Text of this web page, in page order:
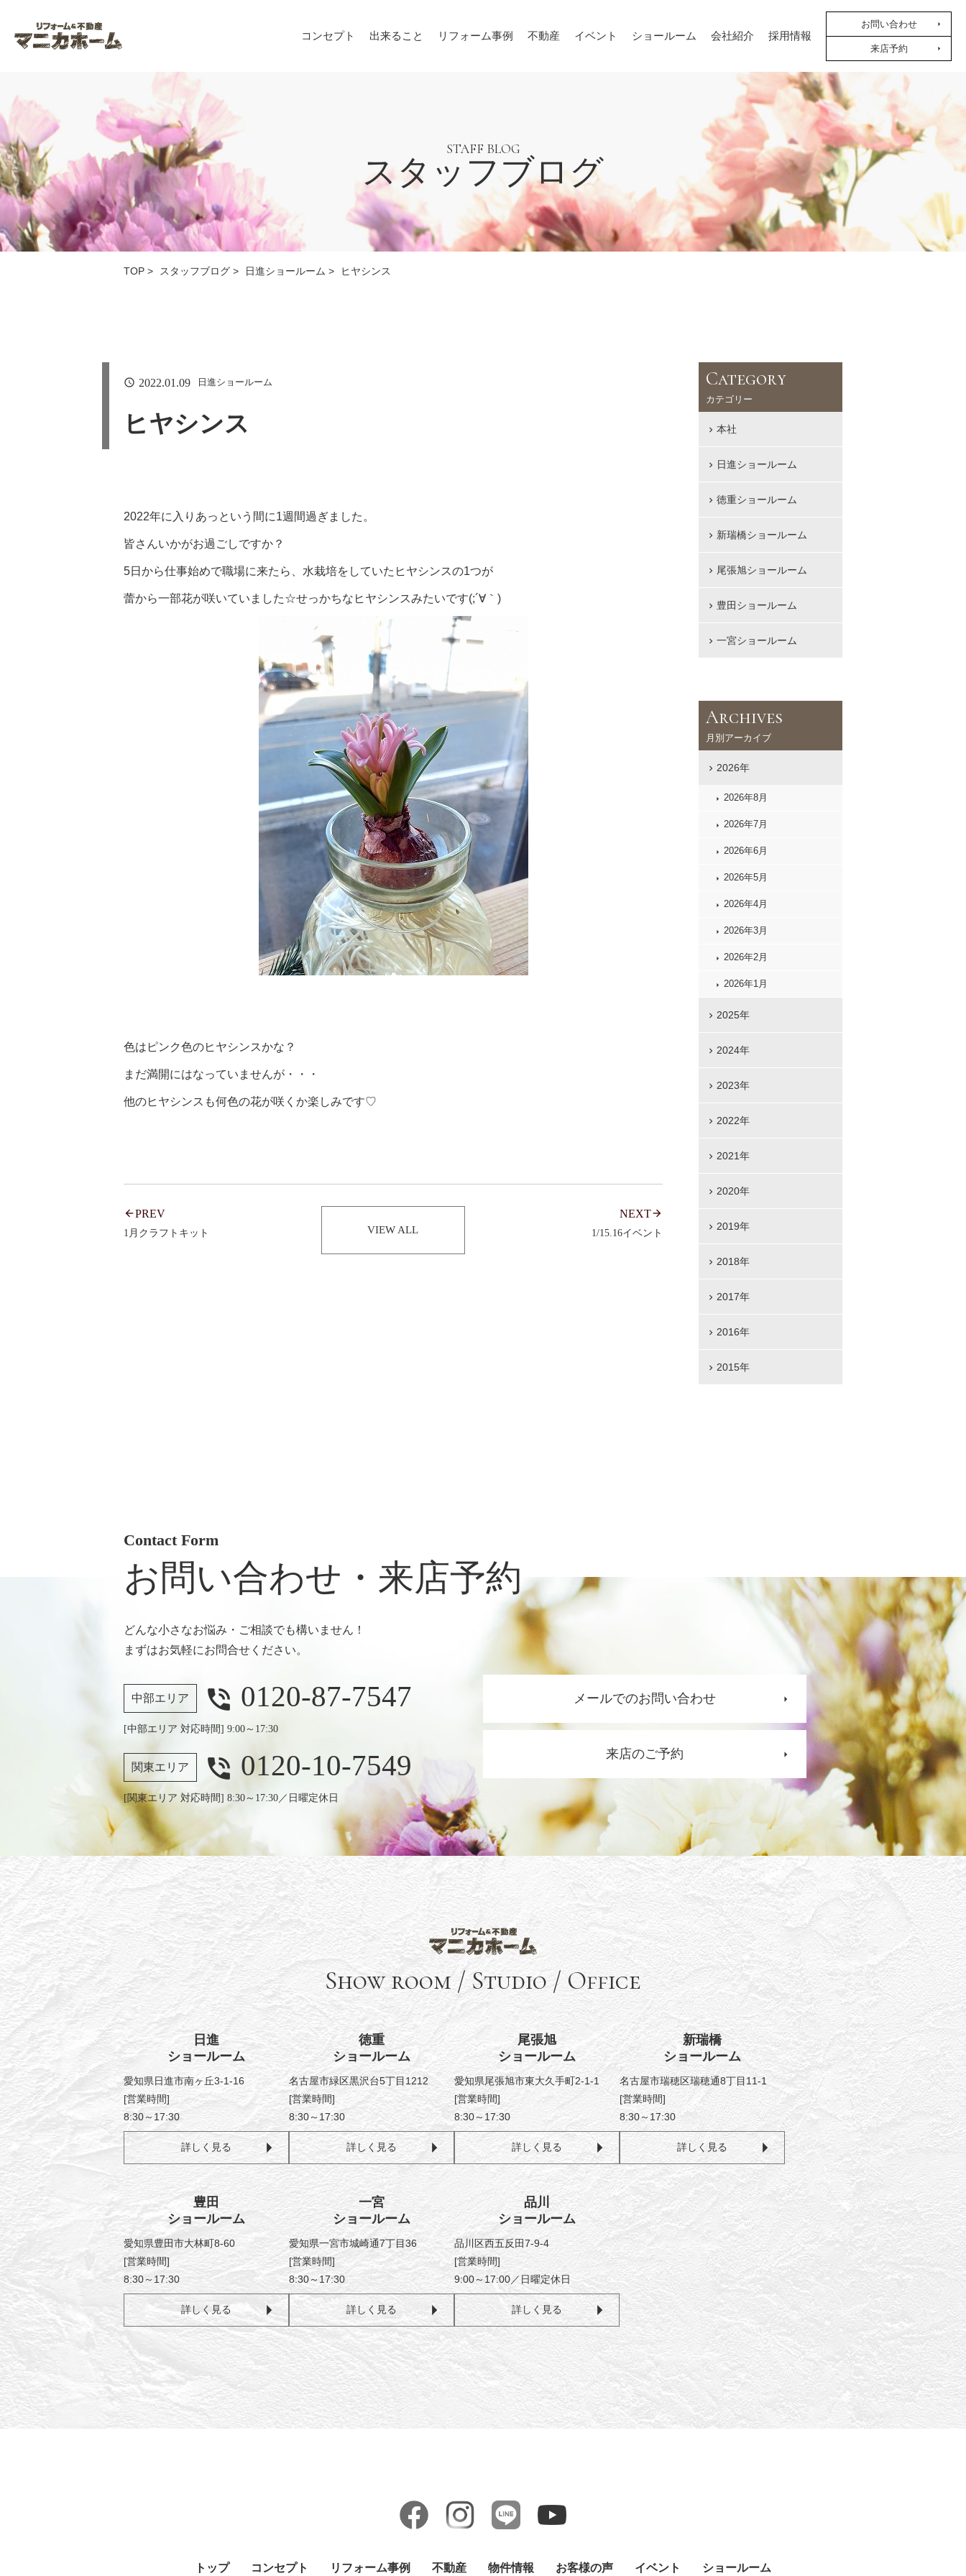
コンセプト 出来ること リフォーム事例 不動産 イベント ショールーム 会社紹介 採用情報
お問い合わせ
来店予約
STAFF BLOG
スタッフブログ
TOP > スタッフブログ > 日進ショールーム > ヒヤシンス
2022.01.09 日進ショールーム
ヒヤシンス
2022年に入りあっという間に1週間過ぎました。
皆さんいかがお過ごしですか？
5日から仕事始めで職場に来たら、水栽培をしていたヒヤシンスの1つが
蕾から一部花が咲いていました☆せっかちなヒヤシンスみたいです(;´∀｀)
色はピンク色のヒヤシンスかな？
まだ満開にはなっていませんが・・・
他のヒヤシンスも何色の花が咲くか楽しみです♡
PREV
1月クラフトキット VIEW ALL
NEXT
1/15.16イベント
Category
カテゴリー
本社
日進ショールーム
徳重ショールーム
新瑞橋ショールーム
尾張旭ショールーム
豊田ショールーム
一宮ショールーム
Archives
月別アーカイブ
2026年
2026年8月
2026年7月
2026年6月
2026年5月
2026年4月
2026年3月
2026年2月
2026年1月
2025年
2024年
2023年
2022年
2021年
2020年
2019年
2018年
2017年
2016年
2015年
Contact Form
お問い合わせ・来店予約
どんな小さなお悩み・ご相談でも構いません！
まずはお気軽にお問合せください。
中部エリア phone_in_talk 0120-87-7547
[中部エリア 対応時間] 9:00～17:30
関東エリア phone_in_talk 0120-10-7549
[関東エリア 対応時間] 8:30～17:30／日曜定休日
メールでのお問い合わせ
来店のご予約
Show room / Studio/Office
日進
ショールーム
愛知県日進市南ヶ丘3-1-16
[営業時間]
8:30～17:30
詳しく見る
徳重
ショールーム
名古屋市緑区黒沢台5丁目1212
[営業時間]
8:30～17:30
詳しく見る
尾張旭
ショールーム
愛知県尾張旭市東大久手町2-1-1
[営業時間]
8:30～17:30
詳しく見る
新瑞橋
ショールーム
名古屋市瑞穂区瑞穂通8丁目11-1
[営業時間]
8:30～17:30
詳しく見る
豊田
ショールーム
愛知県豊田市大林町8-60
[営業時間]
8:30～17:30
詳しく見る
一宮
ショールーム
愛知県一宮市城崎通7丁目36
[営業時間]
8:30～17:30
詳しく見る
品川
ショールーム
品川区西五反田7-9-4
[営業時間]
9:00～17:00／日曜定休日
詳しく見る
トップ コンセプト リフォーム事例 不動産 物件情報 お客様の声 イベント ショールーム